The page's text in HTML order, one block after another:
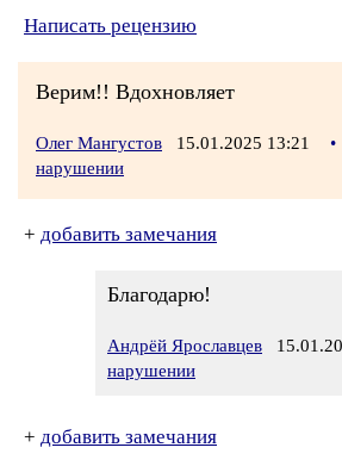
Написать рецензию
Верим!! Вдохновляет
Олег Мангустов 15.01.2025 13:21 •
нарушении
+ добавить замечания
Благодарю!
Андрёй Ярославцев
нарушении
+ добавить замечания